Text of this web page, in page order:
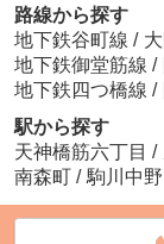
路線から探す
地下鉄谷町線 /
地下鉄御堂筋線 /
地下鉄四つ橋線 /
駅から探す
天神橋筋六丁目 /
南森町 / 駒川中野